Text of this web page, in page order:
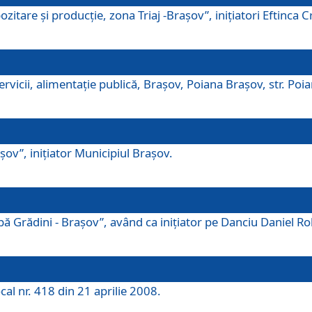
şi producţie, zona Triaj -Braşov”, iniţiatori Eftinca
alimentaţie publică, Braşov, Poiana Braşov, str.
iniţiator Municipiul Braşov.
Grădini - Braşov”, având ca iniţiator pe Danciu Daniel
nr. 418 din 21 aprilie 2008.